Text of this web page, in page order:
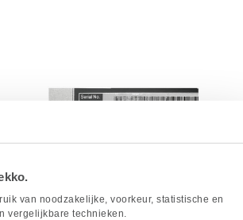
van noodzakelijke, voorkeur, statistische en
vergelijkbare technieken.